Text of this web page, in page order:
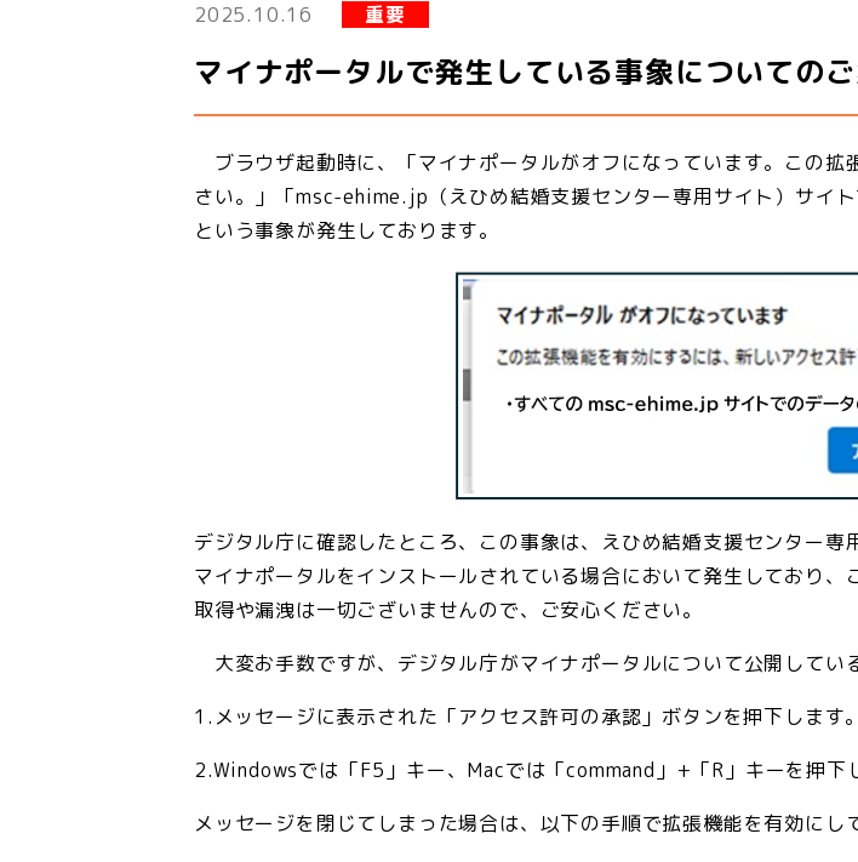
2025.10.16 重要
マイナポータルで発生している事象についての
ブラウザ起動時に、「マイナポータルがオフになっています。この
さい。」「msc-ehime.jp（えひめ結婚支援センター専用サイト）サイ
という事象が発生しております。
デジタル庁に確認したところ、この事象は、えひめ結婚支援センター
マイナポータルをインストールされている場合において発生しており
取得や漏洩は一切ございませんので、ご安心ください。
大変お手数ですが、デジタル庁がマイナポータルについて公開してい
1.メッセージに表示された「アクセス許可の承認」ボタンを押下します。
2.Windowsでは「F5」キー、Macでは「command」+「R」キーを押下
メッセージを閉じてしまった場合は、以下の手順で拡張機能を有効にし